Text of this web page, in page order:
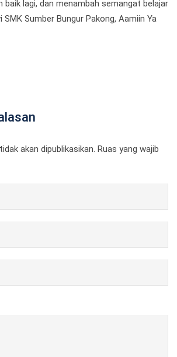
baik lagi, dan menambah semangat belajar
Sumber Bungur Pakong, Aamiin Ya
akan dipublikasikan. Ruas yang wajib